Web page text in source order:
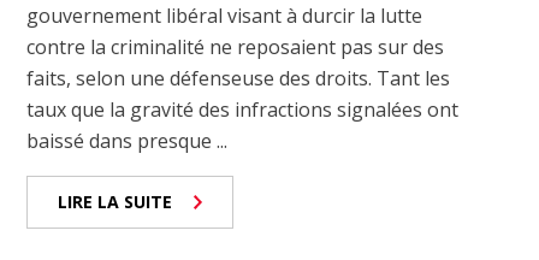
gouvernement libéral visant à durcir la lutte
contre la criminalité ne reposaient pas sur des
faits, selon une défenseuse des droits. Tant les
taux que la gravité des infractions signalées ont
baissé dans presque ...
LIRE LA SUITE